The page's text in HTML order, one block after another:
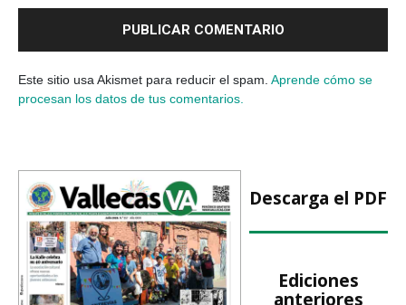
Este sitio usa Akismet para reducir el spam. Aprende cómo se
procesan los datos de tus comentarios.
Descarga el PDF
Ediciones
anteriores